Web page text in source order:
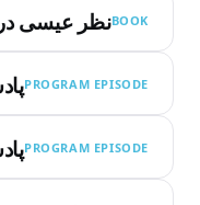
BOOKنظر عیسی
PROGRAM EPISODE
PROGRAM EPISODE